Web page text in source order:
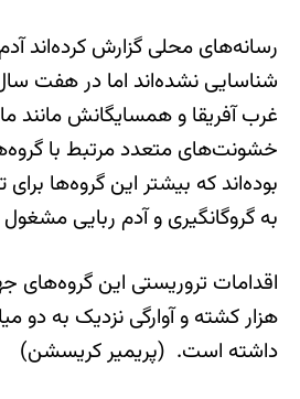
رسانه‌های محلی گزارش کرده‌اند
شناسایی نشده‌اند اما در هفت
غرب آفریقا و همسایگانش مانند
خشونت‌های متعدد مرتبط با
بوده‌اند که بیشتر اين گروه‌ها
به گروگانگيری و آدم ربايی
اقدامات تروریستی این گروه‌های
هزار کشته و آوارگی نزدیک به دو
داشته است. (پریمیر کریسشن)